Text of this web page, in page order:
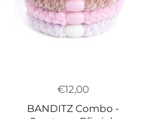
€12,00
BANDITZ Combo -